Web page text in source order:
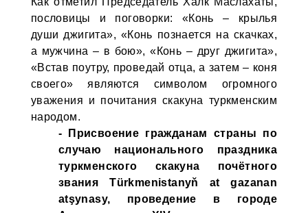
пословицы и поговорки: «Конь – крылья
души джигита», «Конь познается на скачках,
а мужчина – в бою», «Конь – друг джигита»,
«Встав поутру, проведай отца, а затем – коня
своего» являются символом огромного
уважения и почитания скакуна туркменским
народом.
- Присвоение гражданам страны по
случаю национального праздника
туркменского скакуна почётного
звания Türkmenistanyň at gazanan
atşynasy, проведение в городе